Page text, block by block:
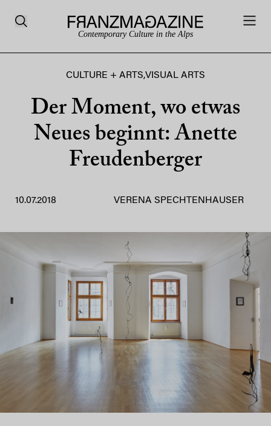
Contemporary Culture in the Alps
CULTURE + ARTS,VISUAL ARTS
Der Moment, wo etwas
Neues beginnt: Anette
Freudenberger
10.07.2018 VERENA SPECHTENHAUSER